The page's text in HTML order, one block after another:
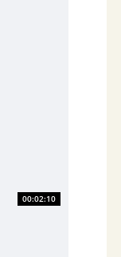
00:02:10